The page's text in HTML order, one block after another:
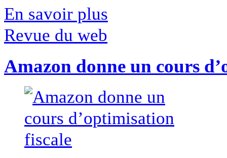
En savoir plus
Revue du web
Amazon donne un cours